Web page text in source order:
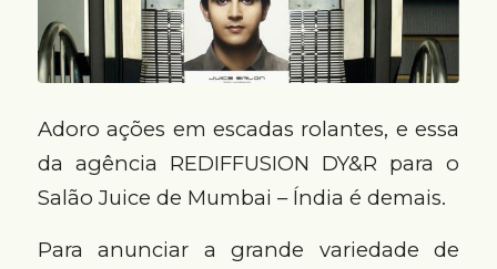
Adoro ações em escadas rolantes, e essa
da agência REDIFFUSION DY&R para o
Salão Juice de Mumbai – Índia é demais.
Para anunciar a grande variedade de